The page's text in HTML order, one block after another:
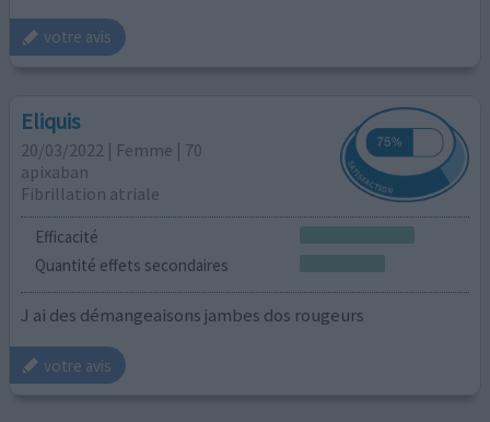
votre avis
Eliquis
20/03/2022 | Femme | 70
apixaban
Fibrillation atriale
Efficacité
Quantité effets secondaires
J ai des démangeaisons jambes dos rougeurs
votre avis